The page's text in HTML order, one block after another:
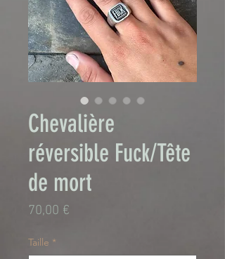
Chevalière
réversible Fuck/Tête
de mort
70,00 €
Taille *